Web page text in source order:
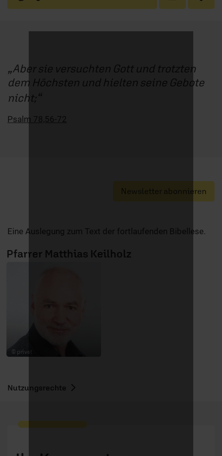
ÜBER
Aber sie versuchten Gott und trotzten
dem Höchsten und hielten seine Gebote
nicht;
Psalm 78,56-72
Newsletter abonnieren
Eine Auslegung zum Text der fortlaufenden Bibellese.
Pfarrer Matthias Keilholz
© privat
Nutzungsrechte